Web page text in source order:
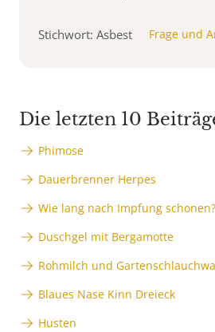
Stichwort: Asbest Frage und
Die letzten 10
Phimose
Dauerbrenner Herpes
Wie lang nach Impfung schonen?
Duschgel mit Bergamotte
Rohmilch und
Blaues Nase Kinn Dreieck
Husten